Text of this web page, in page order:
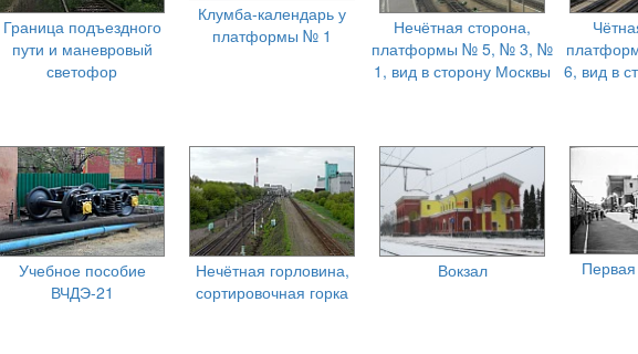
Граница подъездного
пути и маневровый
светофор
Клумба-календарь у
платформы № 1
Нечётная сторона,
платформы № 5, № 3, №
1, вид в сторону Москвы
6, вид в
Учебное пособие
ВЧДЭ-21
Нечётная горловина,
сортировочная горка
Вокзал